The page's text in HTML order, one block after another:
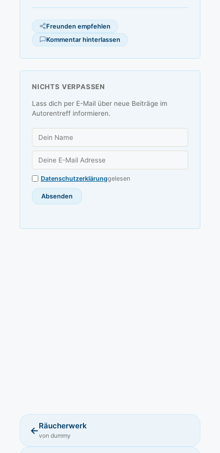
Freunden empfehlen
Kommentar hinterlassen
NICHTS VERPASSEN
Lass dich per E-Mail über neue Beiträge im
Autorentreff informieren.
Datenschutzerklärunggelesen
←Räucherwerk
von dummy